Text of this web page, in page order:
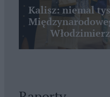
Kalisz: niemal